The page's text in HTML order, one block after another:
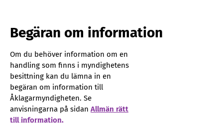
Begäran om information
Om du behöver information om en
handling som finns i myndighetens
besittning kan du lämna in en
begäran om information till
Åklagarmyndigheten. Se
anvisningarna på sidan Allmän rätt
till information.